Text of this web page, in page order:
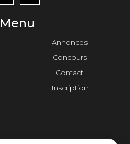
Menu
menu
footer2
Annonces
Concours
Contact
Inscription